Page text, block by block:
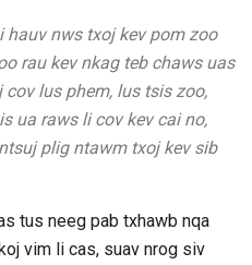
hauv nws txoj kev pom zoo
rau kev nkag teb chaws uas
lus phem, lus tsis zoo,
ua raws li cov kev cai no,
plig ntawm txoj kev sib
tus neeg pab txhawb nqa
vim li cas, suav nrog siv